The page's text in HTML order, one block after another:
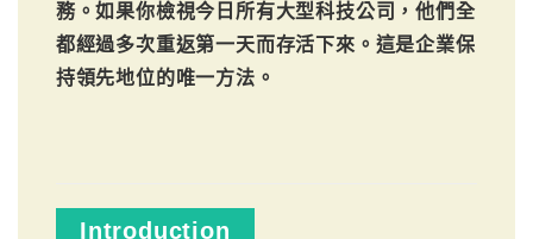
務。如果你檢視今日所有大型科技公司，他們全
都經過多次重返第一天而存活下來。這是企業保
持領先地位的唯一方法。
Introduction